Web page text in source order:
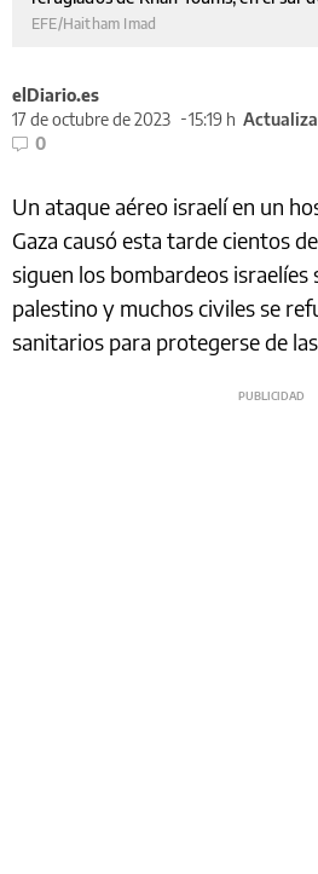
EFE/Haitham Imad
elDiario.es
17 de octubre de 2023
15:19 h
0
Un ataque aéreo israelí en un
Gaza causó esta tarde cientos
siguen los bombardeos israelíes
palestino y muchos civiles se
sanitarios para protegerse de